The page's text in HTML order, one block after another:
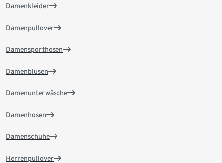
Damenkleider
Damenpullover
Damensporthosen
Damenblusen
Damenunterwäsche
Damenhosen
Damenschuhe
Herrenpullover